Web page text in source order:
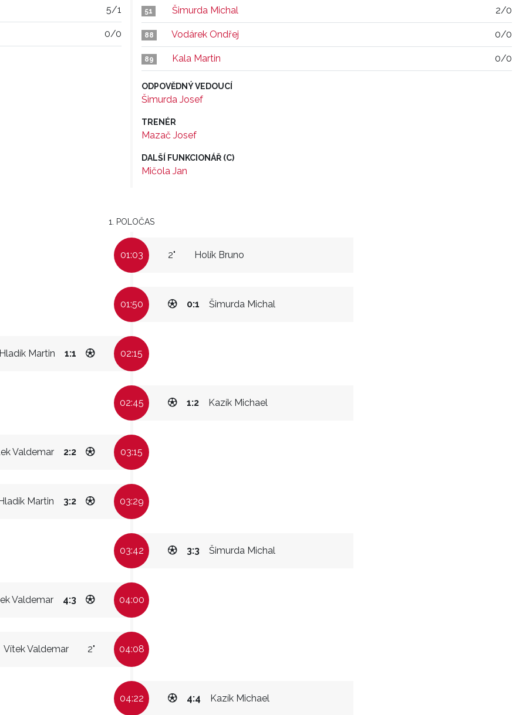
5/1
0/0
51 Šimurda Michal 2/0
88 Vodárek Ondřej 0/0
89 Kala Martin 0/0
ODPOVĚDNÝ VEDOUCÍ
Šimurda Josef
TRENÉR
Mazač Josef
DALŠÍ FUNKCIONÁŘ (C)
Mičola Jan
1. POLOČAS
01:03 Holík Bruno
2"
01:50 Šimurda Michal
0:1
Martin 1:1 02:15
02:45 Kazík Michael
1:2
Valdemar 2:2 03:15
Martin 3:2 03:29
03:42 Šimurda Michal
3:3
Valdemar 4:3 04:00
Vítek Valdemar 2" 04:08
04:22 Kazík Michael
4:4